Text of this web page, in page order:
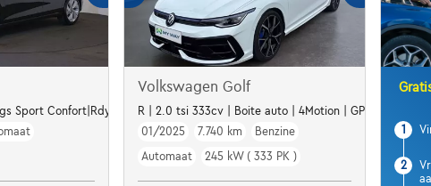
Sport Confort|Rdy4Navi|
Volkswagen Golf
R | 2.0 tsi 333cv | Boite auto | 4Motion | GPS | Caméra |
01/2025
7.740 km
Benzine
Automaat
245 kW ( 333 PK )
1
2